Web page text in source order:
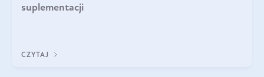
suplementacji
CZYTAJ